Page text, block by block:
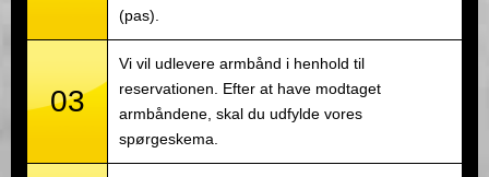
(pas).
03
Vi vil udlevere armbånd i henhold til
reservationen. Efter at have modtaget
armbåndene, skal du udfylde vores
spørgeskema.